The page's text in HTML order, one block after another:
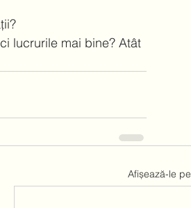
lucrurile mai bine? Atât
Afișează-le